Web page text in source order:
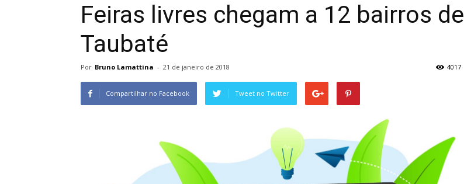
Feiras livres chegam a 12 bairros de
Taubaté
Por Bruno Lamattina - 21 de janeiro de 2018 4017
Compartilhar no Facebook Tweet no Twitter